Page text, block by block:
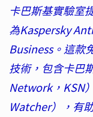
卡巴斯基實驗室
為Kaspersky
Business。這款
技術，包含卡巴
Network，KSN
Watcher），有